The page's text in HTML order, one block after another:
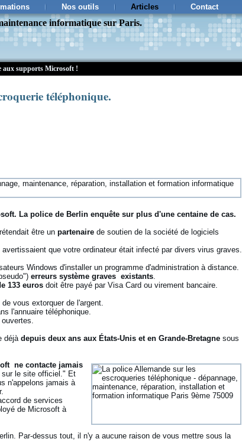
Nos outils Articles Contact
informatique sur Paris.
aux supports Microsoft !
téléphonique.
La police de Berlin enquête sur plus d'une centaine de cas.
être un partenaire de soutien de la société de logiciels
avertissaient que votre ordinateur était infecté par divers virus graves.
Windows d'installer un programme d'administration à distance.
erreurs système graves existants.
133 euros doit être payé par Visa Card ou virement bancaire.
vous extorquer de l'argent.
l'annuaire téléphonique.
déjàdepuis deux ans aux États-Unis et en Grande-Bretagne sous
ne contacte jamais
sur le site officiel." Et
n'appelons jamais à
de services
de Microsoft à
Par-dessus tout, il n'y a aucune raison de vous mettre sous la